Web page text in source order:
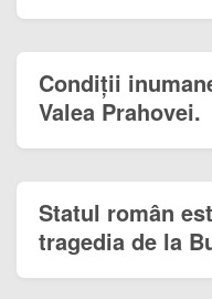
Condiții
Valea Prahovei.
Statul român
tragedia de la